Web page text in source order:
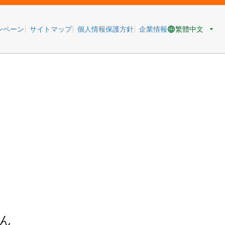
ペーン サイトマップ 個人情報保護方針 企業情報 繁體中文